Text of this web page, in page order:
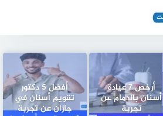
أرخص 7 عيادة
أسنان بالدمام عن
تجربة
أفضل 5 دكتور
تقويم أسنان في
جازان عن تجربة